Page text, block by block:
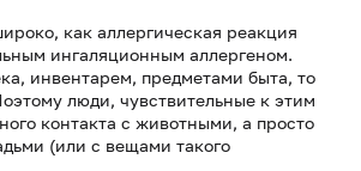
как аллергическая реакция
ингаляционным аллергеном.
инвентарем, предметами быта, то
люди, чувствительные к этим
контакта с животными, а просто
(или с вещами такого